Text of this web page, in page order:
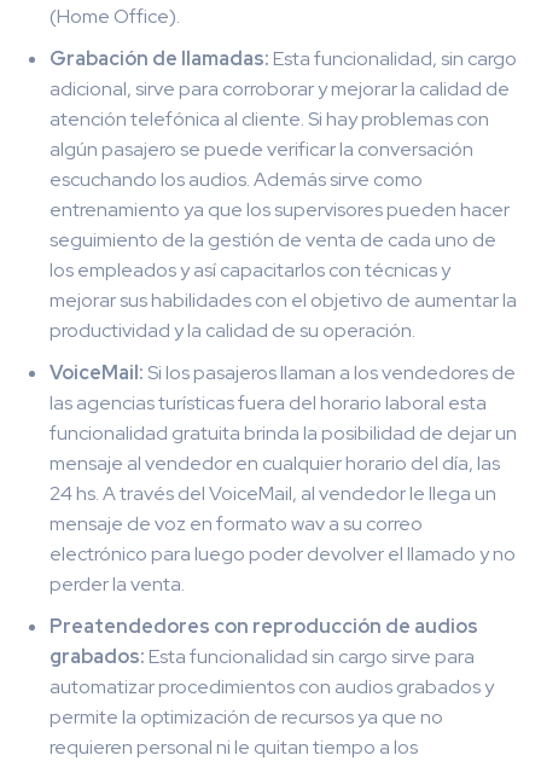
(Home Office).
Grabación de llamadas: Esta funcionalidad, sin cargo
adicional, sirve para corroborar y mejorar la calidad de
atención telefónica al cliente. Si hay problemas con
algún pasajero se puede verificar la conversación
escuchando los audios. Además sirve como
entrenamiento ya que los supervisores pueden hacer
seguimiento de la gestión de venta de cada uno de
los empleados y así capacitarlos con técnicas y
mejorar sus habilidades con el objetivo de aumentar la
productividad y la calidad de su operación.
VoiceMail: Si los pasajeros llaman a los vendedores de
las agencias turísticas fuera del horario laboral esta
funcionalidad gratuita brinda la posibilidad de dejar un
mensaje al vendedor en cualquier horario del día, las
24 hs. A través del VoiceMail, al vendedor le llega un
mensaje de voz en formato wav a su correo
electrónico para luego poder devolver el llamado y no
perder la venta.
Preatendedores con reproducción de audios
grabados: Esta funcionalidad sin cargo sirve para
automatizar procedimientos con audios grabados y
permite la optimización de recursos ya que no
requieren personal ni le quitan tiempo a los